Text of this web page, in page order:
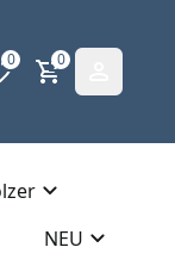
0 0
NEU